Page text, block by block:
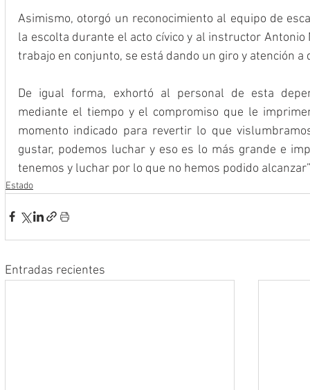
Asimismo, otorgó un reconocimiento al equipo de
la escolta durante el acto cívico y al instructor Antonio
trabajo en conjunto, se está dando un giro y atención
De igual forma, exhortó al personal de esta
mediante el tiempo y el compromiso que le
momento indicado para revertir lo que
gustar, podemos luchar y eso es lo más grande e
tenemos y luchar por lo que no hemos podido
Estado
Entradas recientes